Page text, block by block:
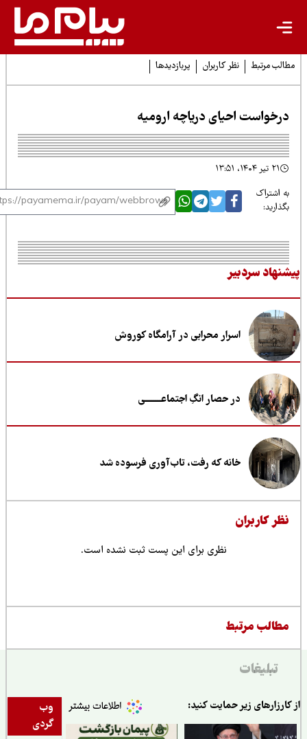
مرتبط نظر کاربران پربازدیدها
احیای دریاچه ارومیه
اشتراک
سردبیر
اسرار محرابی در آرامگاه کوروش
در حصار انگِ اجتماعــــــــی
خانه که رفت، تاب‌آوری فرسوده شد
کاربران
نظری برای این پست ثبت نشده است.
مرتبط
تبلیغات
وب
گردی
زیر حمایت کنید: